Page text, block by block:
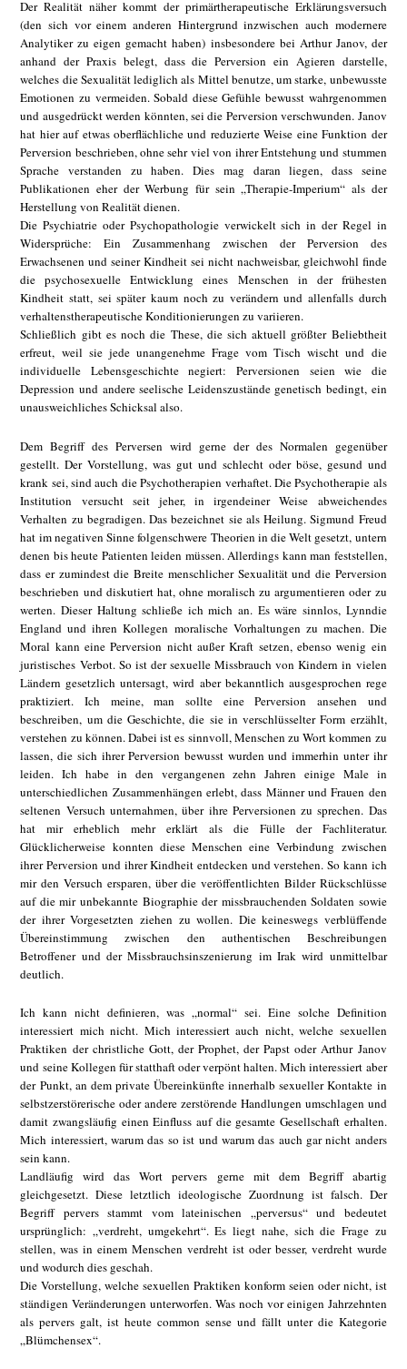
Der Realität näher kommt der primärtherapeutische Erklärungsversuch
(den sich vor einem anderen Hintergrund inzwischen auch modernere
Analytiker zu eigen gemacht haben) insbesondere bei Arthur Janov, der
anhand der Praxis belegt, dass die Perversion ein Agieren darstelle,
welches die Sexualität lediglich als Mittel benutze, um starke, unbewusste
Emotionen zu vermeiden. Sobald diese Gefühle bewusst wahrgenommen
und ausgedrückt werden könnten, sei die Perversion verschwunden. Janov
hat hier auf etwas oberflächliche und reduzierte Weise eine Funktion der
Perversion beschrieben, ohne sehr viel von ihrer Entstehung und stummen
Sprache verstanden zu haben. Dies mag daran liegen, dass seine
Publikationen eher der Werbung für sein „Therapie-Imperium“ als der
Herstellung von Realität dienen.
Die Psychiatrie oder Psychopathologie verwickelt sich in der Regel in
Widersprüche: Ein Zusammenhang zwischen der Perversion des
Erwachsenen und seiner Kindheit sei nicht nachweisbar, gleichwohl finde
die psychosexuelle Entwicklung eines Menschen in der frühesten
Kindheit statt, sei später kaum noch zu verändern und allenfalls durch
verhaltenstherapeutische Konditionierungen zu variieren.
Schließlich gibt es noch die These, die sich aktuell größter Beliebtheit
erfreut, weil sie jede unangenehme Frage vom Tisch wischt und die
individuelle Lebensgeschichte negiert: Perversionen seien wie die
Depression und andere seelische Leidenszustände genetisch bedingt, ein
unausweichliches Schicksal also.
Dem Begriff des Perversen wird gerne der des Normalen gegenüber
gestellt. Der Vorstellung, was gut und schlecht oder böse, gesund und
krank sei, sind auch die Psychotherapien verhaftet. Die Psychotherapie als
Institution versucht seit jeher, in irgendeiner Weise abweichendes
Verhalten zu begradigen. Das bezeichnet sie als Heilung. Sigmund Freud
hat im negativen Sinne folgenschwere Theorien in die Welt gesetzt, untern
denen bis heute Patienten leiden müssen. Allerdings kann man feststellen,
dass er zumindest die Breite menschlicher Sexualität und die Perversion
beschrieben und diskutiert hat, ohne moralisch zu argumentieren oder zu
werten. Dieser Haltung schließe ich mich an. Es wäre sinnlos, Lynndie
England und ihren Kollegen moralische Vorhaltungen zu machen. Die
Moral kann eine Perversion nicht außer Kraft setzen, ebenso wenig ein
juristisches Verbot. So ist der sexuelle Missbrauch von Kindern in vielen
Ländern gesetzlich untersagt, wird aber bekanntlich ausgesprochen rege
praktiziert. Ich meine, man sollte eine Perversion ansehen und
beschreiben, um die Geschichte, die sie in verschlüsselter Form erzählt,
verstehen zu können. Dabei ist es sinnvoll, Menschen zu Wort kommen zu
lassen, die sich ihrer Perversion bewusst wurden und immerhin unter ihr
leiden. Ich habe in den vergangenen zehn Jahren einige Male in
unterschiedlichen Zusammenhängen erlebt, dass Männer und Frauen den
seltenen Versuch unternahmen, über ihre Perversionen zu sprechen. Das
hat mir erheblich mehr erklärt als die Fülle der Fachliteratur.
Glücklicherweise konnten diese Menschen eine Verbindung zwischen
ihrer Perversion und ihrer Kindheit entdecken und verstehen. So kann ich
mir den Versuch ersparen, über die veröffentlichten Bilder Rückschlüsse
auf die mir unbekannte Biographie der missbrauchenden Soldaten sowie
der ihrer Vorgesetzten ziehen zu wollen. Die keineswegs verblüffende
Übereinstimmung zwischen den authentischen Beschreibungen
Betroffener und der Missbrauchsinszenierung im Irak wird unmittelbar
deutlich.
Ich kann nicht definieren, was „normal“ sei. Eine solche Definition
interessiert mich nicht. Mich interessiert auch nicht, welche sexuellen
Praktiken der christliche Gott, der Prophet, der Papst oder Arthur Janov
und seine Kollegen für statthaft oder verpönt halten. Mich interessiert aber
der Punkt, an dem private Übereinkünfte innerhalb sexueller Kontakte in
selbstzerstörerische oder andere zerstörende Handlungen umschlagen und
damit zwangsläufig einen Einfluss auf die gesamte Gesellschaft erhalten.
Mich interessiert, warum das so ist und warum das auch gar nicht anders
sein kann.
Landläufig wird das Wort pervers gerne mit dem Begriff abartig
gleichgesetzt. Diese letztlich ideologische Zuordnung ist falsch. Der
Begriff pervers stammt vom lateinischen „perversus“ und bedeutet
ursprünglich: „verdreht, umgekehrt“. Es liegt nahe, sich die Frage zu
stellen, was in einem Menschen verdreht ist oder besser, verdreht wurde
und wodurch dies geschah.
Die Vorstellung, welche sexuellen Praktiken konform seien oder nicht, ist
ständigen Veränderungen unterworfen. Was noch vor einigen Jahrzehnten
als pervers galt, ist heute common sense und fällt unter die Kategorie
„Blümchensex“.